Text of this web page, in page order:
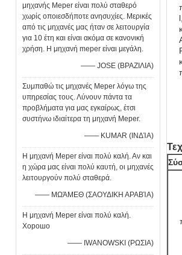
μηχανής Meper είναι πολύ σταθερό
χωρίς οποιεσδήποτε ανησυχίες. Μερικές
από τις μηχανές μας ήταν σε λειτουργία
για 10 έτη και είναι ακόμα σε κανονική
χρήση. Η μηχανή meper είναι μεγάλη.
—— JOSE (ΒΡΑΖΙΛΙΑ)
Συμπαθώ τις μηχανές Meper λόγω της
υπηρεσίας τους. Λύνουν πάντα τα
προβλήματα για μας εγκαίρως, έτσι
συστήνω ιδιαίτερα τη μηχανή Meper.
—— KUMAR (ΙΝΔΊΑ)
Η μηχανή Meper είναι πολύ καλή. Αν και
η χώρα μας είναι πολύ καυτή, οι μηχανές
λειτουργούν πολύ σταθερά.
—— ΜΩΆΜΕΘ (ΣΑΟΥΔΙΚΗ ΑΡΑΒΊΑ)
Η μηχανή Meper είναι πολύ καλή.
Хорошо
—— IWANOWSKI (ΡΩΣΙΑ)